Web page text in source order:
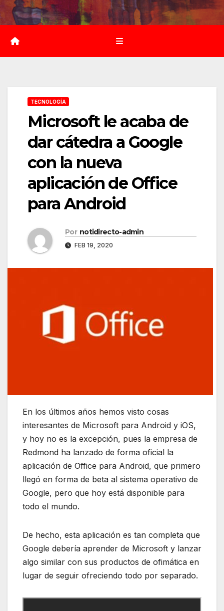
Saltar
al
contenido
TECNOLOGÍA
Microsoft le acaba de
dar cátedra a Google
con la nueva
aplicación de Office
para Android
Por notidirecto-admin
FEB 19, 2020
En los últimos años hemos visto cosas
interesantes de Microsoft para Android y iOS,
y hoy no es la excepción, pues la empresa de
Redmond ha lanzado de forma oficial la
aplicación de Office para Android, que primero
llegó en forma de beta al sistema operativo de
Google, pero que hoy está disponible para
todo el mundo.
De hecho, esta aplicación es tan completa que
Google debería aprender de Microsoft y lanzar
algo similar con sus productos de ofimática en
lugar de seguir ofreciendo todo por separado.